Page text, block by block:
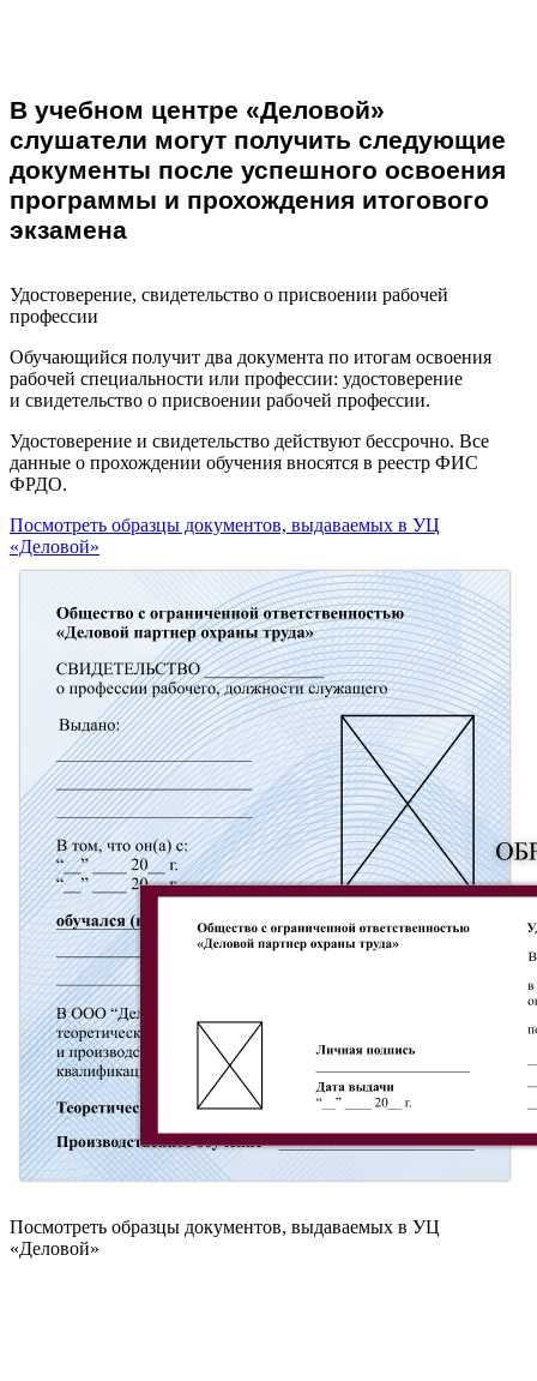
В учебном центре «Деловой»
слушатели могут получить следующие
документы после успешного освоения
программы и прохождения итогового
экзамена
Удостоверение, свидетельство о присвоении рабочей
профессии
Обучающийся получит два документа по итогам освоения
рабочей специальности или профессии: удостоверение
и свидетельство о присвоении рабочей профессии.
Удостоверение и свидетельство действуют бессрочно. Все
данные о прохождении обучения вносятся в реестр ФИС
ФРДО.
Посмотреть образцы документов, выдаваемых в УЦ
«Деловой»
Посмотреть образцы документов, выдаваемых в УЦ
«Деловой»